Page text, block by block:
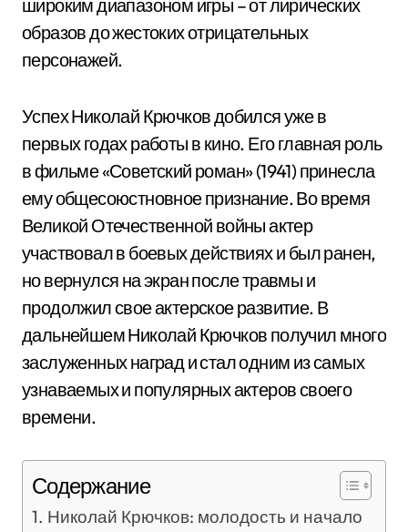
широким диапазоном игры – от лирических
образов до жестоких отрицательных
персонажей.
Успех Николай Крючков добился уже в
первых годах работы в кино. Его главная роль
в фильме «Советский роман» (1941) принесла
ему общесоюстновное признание. Во время
Великой Отечественной войны актер
участвовал в боевых действиях и был ранен,
но вернулся на экран после травмы и
продолжил свое актерское развитие. В
дальнейшем Николай Крючков получил много
заслуженных наград и стал одним из самых
узнаваемых и популярных актеров своего
времени.
Содержание
Николай Крючков: молодость и начало